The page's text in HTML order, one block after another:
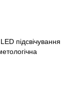
підсвічування